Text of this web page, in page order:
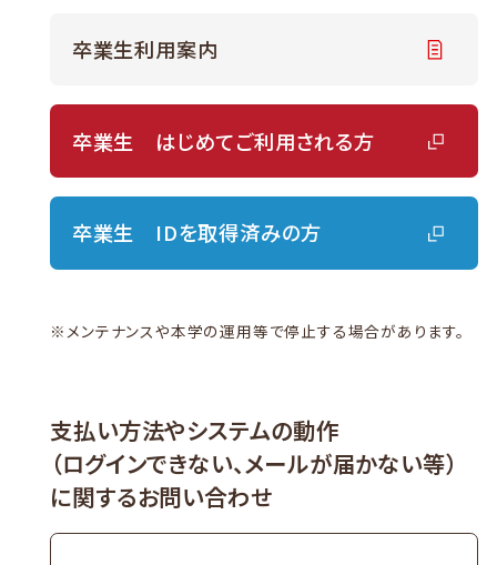
卒業生利用案内
卒業生 はじめてご利用される方
卒業生 IDを取得済みの方
※ メンテナンスや本学の運用等で停止する場合があります。
支払い方法やシステムの動作
（ログインできない、メールが届かない等）
に関するお問い合わせ